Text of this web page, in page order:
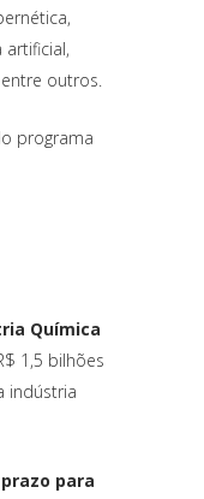
artificial,
outros.
programa
Química
1,5 bilhões
indústria
para